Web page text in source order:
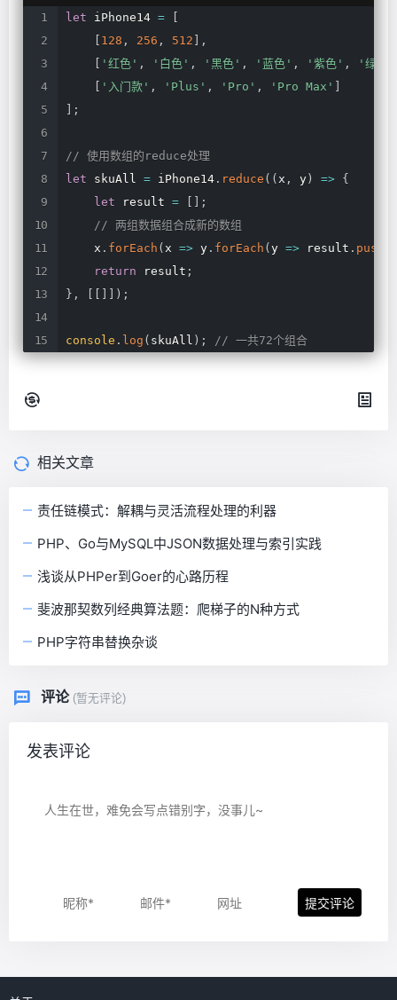
let iPhone14 =
128 , 256 , 512
,
'红色' , '白色' , '黑色' , '蓝色' , '紫色' , '绿色'
'入门款' , 'Plus' , 'Pro' , 'Pro Max'
;
// 使用数组的reduce处理
let
skuAll = iPhone14 . reduce ( ( x , y ) => {
let
result =
;
// 两组数据组合成新的数组
x . forEach ( x => y . forEach ( y => result . push
return
result ;
} , ) ;
console . log ( skuAll ) ; // 一共72个组合
相关文章
责任链模式：解耦与灵活流程处理的利器
PHP、Go与MySQL中JSON数据处理与索引实践
浅谈从PHPer到Goer的心路历程
斐波那契数列经典算法题：爬梯子的N种方式
PHP字符串替换杂谈
评论 (暂无评论)
发表评论